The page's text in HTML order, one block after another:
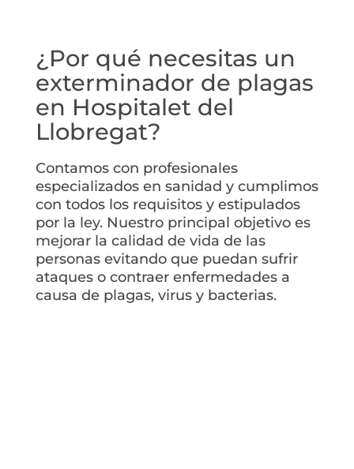
¿Por qué necesitas un
exterminador de plagas
en Hospitalet del
Llobregat?
Contamos con profesionales
especializados en sanidad y cumplimos
con todos los requisitos y estipulados
por la ley. Nuestro principal objetivo es
mejorar la calidad de vida de las
personas evitando que puedan sufrir
ataques o contraer enfermedades a
causa de plagas, virus y bacterias.